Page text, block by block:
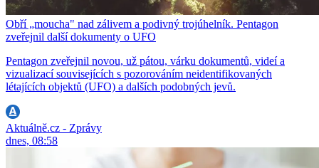
Obří „moucha" nad zálivem a podivný trojúhelník. Pentagon
zveřejnil další dokumenty o UFO
Pentagon zveřejnil novou, už pátou, várku dokumentů, videí a
vizualizací souvisejících s pozorováním neidentifikovaných
létajících objektů (UFO) a dalších podobných jevů.
Aktuálně.cz - Zprávy
dnes, 08:58